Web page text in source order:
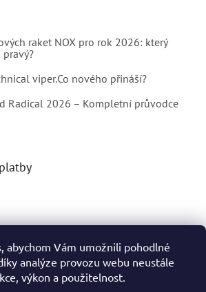
abychom Vám umožnili pohodlné
analýze provozu webu neustále
výkon a použitelnost.
raket NOX pro rok 2026: který
viper.Co nového přináší?
Radical 2026 – Kompletní průvodce
Vytvořil Shoptet